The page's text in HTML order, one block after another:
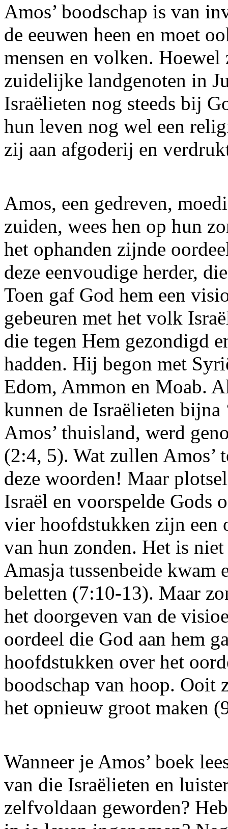
Amos’ boodschap is van
de eeuwen heen en moet
mensen en volken. Hoewel
zuidelijke landgenoten in
Israëlieten nog steeds bij
hun leven nog wel een
zij aan afgoderij en
Amos, een gedreven,
zuiden, wees hen op hun
het ophanden zijnde
deze eenvoudige herder,
Toen gaf God hem een
gebeuren met het volk
die tegen Hem gezondigd
hadden. Hij begon met
Edom, Ammon en Moab.
kunnen de Israëlieten bijna
Amos’ thuisland, werd
(2:4, 5). Wat zullen Amos’
deze woorden! Maar
Israël en voorspelde Gods
vier hoofdstukken zijn een
van hun zonden. Het is
Amasja tussenbeide kwam
beletten (7:10-13). Maar
het doorgeven van de
oordeel die God aan hem
hoofdstukken over het
boodschap van hoop. Ooit
het opnieuw groot maken
Wanneer je Amos’ boek
van die Israëlieten en
zelfvoldaan geworden?